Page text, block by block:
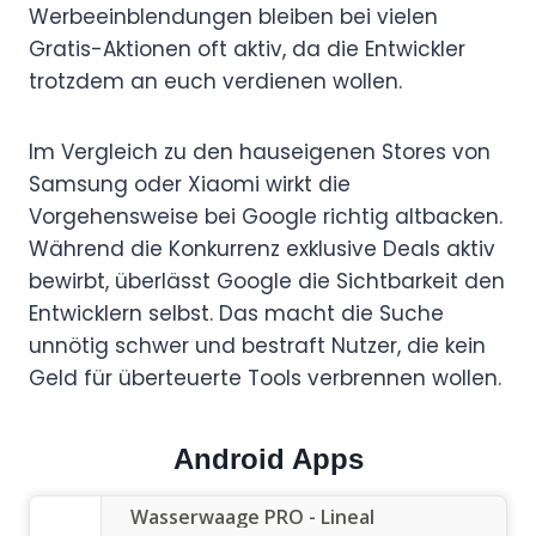
Werbeeinblendungen bleiben bei vielen
Gratis-Aktionen oft aktiv, da die Entwickler
trotzdem an euch verdienen wollen.
Im Vergleich zu den hauseigenen Stores von
Samsung oder Xiaomi wirkt die
Vorgehensweise bei Google richtig altbacken.
Während die Konkurrenz exklusive Deals aktiv
bewirbt, überlässt Google die Sichtbarkeit den
Entwicklern selbst. Das macht die Suche
unnötig schwer und bestraft Nutzer, die kein
Geld für überteuerte Tools verbrennen wollen.
Android Apps
Wasserwaage PRO - Lineal